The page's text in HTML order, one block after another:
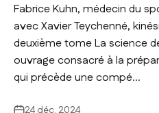
Fabrice Kuhn, médecin du
avec Xavier Teychenné,
deuxième tome La science
ouvrage consacré à la
qui précède une compé...
24 déc. 2024